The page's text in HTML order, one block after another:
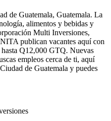
de Guatemala, Guatemala. La
alimentos y bebidas y
Multi Inversiones,
publican vacantes aquí con
Q12,000 GTQ. Nuevas
empleos cerca de ti, aquí
de Guatemala y puedes